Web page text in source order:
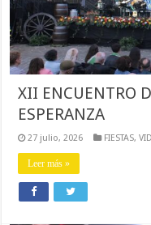
XII ENCUENTRO
ESPERANZA
27 julio, 2026 FIESTAS,
Leer más »